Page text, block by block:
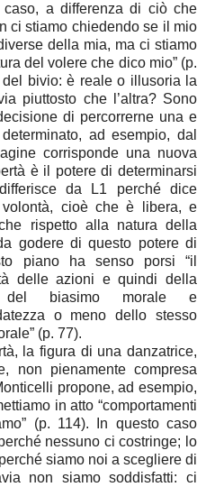
a differenza di ciò che
ci stiamo chiedendo se il mio
della mia, ma ci stiamo
del volere che dico mio” (p.
del bivio: è reale o illusoria la
piuttosto che l’altra? Sono
di percorrerne una e
ad esempio, dal
corrisponde una nuova
è il potere di determinarsi
da L1 perché dice
cioè che è libera, e
rispetto alla natura della
godere di questo potere di
piano ha senso porsi “il
delle azioni e quindi della
del biasimo morale e
o meno dello stesso
(p. 77).
la figura di una danzatrice,
non pienamente compresa
propone, ad esempio,
in atto “comportamenti
(p. 114). In questo caso
nessuno ci costringe; lo
siamo noi a scegliere di
non siamo soddisfatti: ci